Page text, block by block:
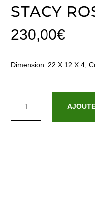
STACY
230,00€
Dimension: 22 X 12 X 4,